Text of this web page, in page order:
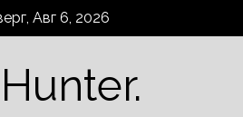
Авг 6, 2026